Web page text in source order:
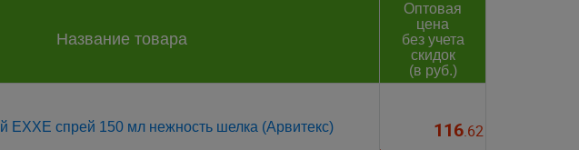
Название товара
Оптовая
цена
без учета
скидок
(в руб.)
EXXE спрей 150 мл нежность шелка (Арвитекс) 116.62